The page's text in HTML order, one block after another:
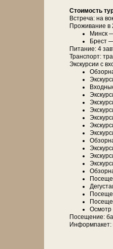
Сто­и­мость
Встреча: на
Про­жи­ва­ние в
Минск
Брест
Питание: 4
Транс­порт:
Экскурсии с
Осмотр
По­се­ще­ние:
Ин­форм­па­кет: